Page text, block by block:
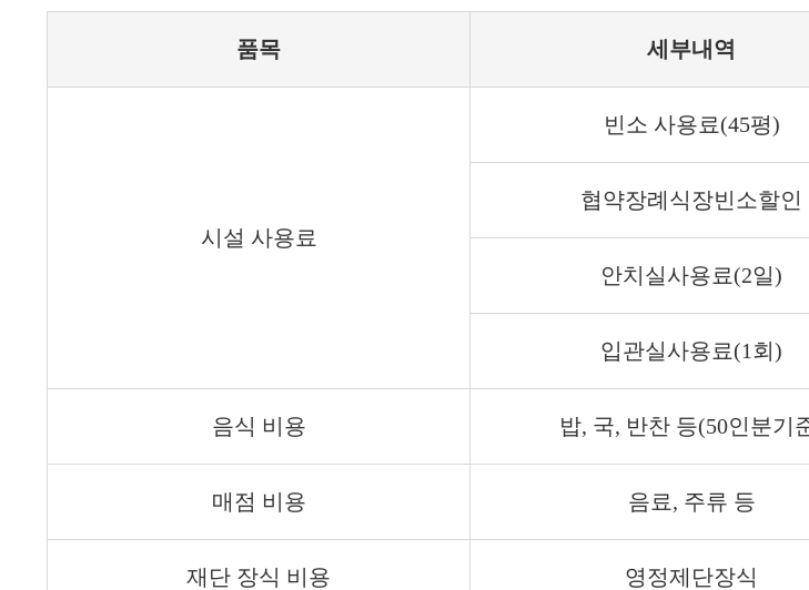
품목 세부내역
시설 사용료
빈소 사용료(45평)
협약장례식장빈소할인
안치실사용료(2일)
입관실사용료(1회)
음식 비용 밥, 국, 반찬 등(50인분기
매점 비용 음료, 주류 등
재단 장식 비용 영정제단장식